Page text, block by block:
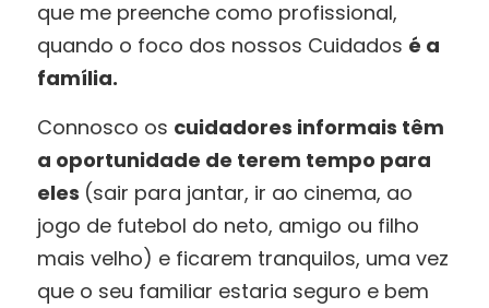
que me preenche como profissional,
quando o foco dos nossos Cuidados é a
família.
Connosco os cuidadores informais têm
a oportunidade de terem tempo para
eles (sair para jantar, ir ao cinema, ao
jogo de futebol do neto, amigo ou filho
mais velho) e ficarem tranquilos, uma vez
que o seu familiar estaria seguro e bem